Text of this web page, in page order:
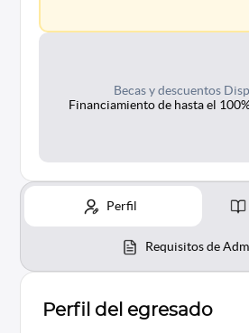
Becas y descuentos
Financiamiento de hasta el
Perfil
Requisitos de
Perfil del egresado